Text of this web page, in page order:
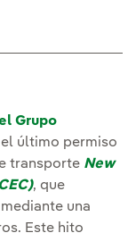
Grupo
último permiso
transporte New
, que
una
Este hito